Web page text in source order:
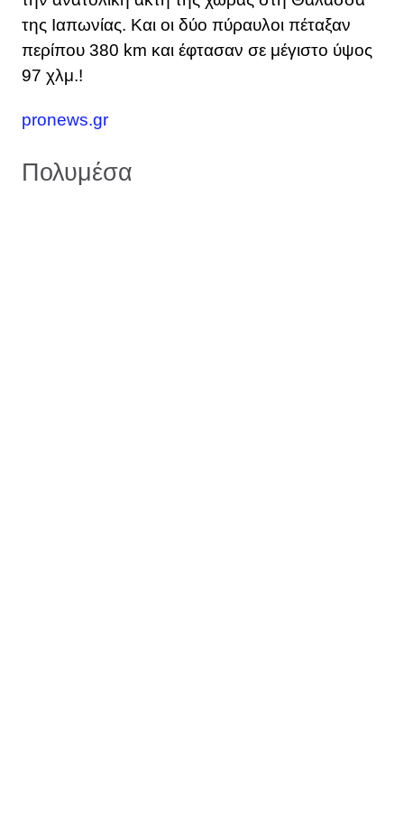
της Ιαπωνίας. Και οι δύο πύραυλοι πέταξαν
περίπου 380 km και έφτασαν σε μέγιστο ύψος
97 χλμ.!
pronews.gr
Πολυμέσα